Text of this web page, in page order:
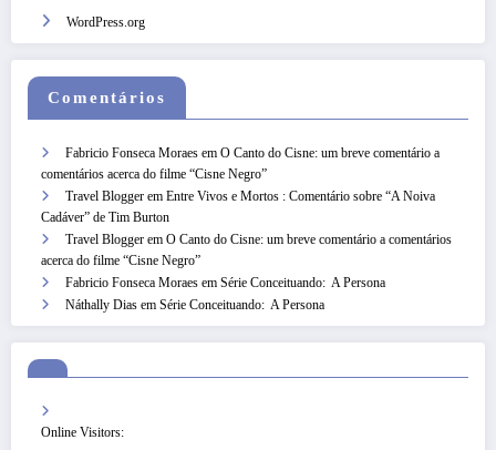
WordPress.org
Comentários
Fabricio Fonseca Moraes em O Canto do Cisne: um breve comentário a
comentários acerca do filme “Cisne Negro”
Travel Blogger em Entre Vivos e Mortos : Comentário sobre “A Noiva
Cadáver” de Tim Burton
Travel Blogger em O Canto do Cisne: um breve comentário a comentários
acerca do filme “Cisne Negro”
Fabricio Fonseca Moraes em Série Conceituando: A Persona
Náthally Dias em Série Conceituando: A Persona
Online Visitors: